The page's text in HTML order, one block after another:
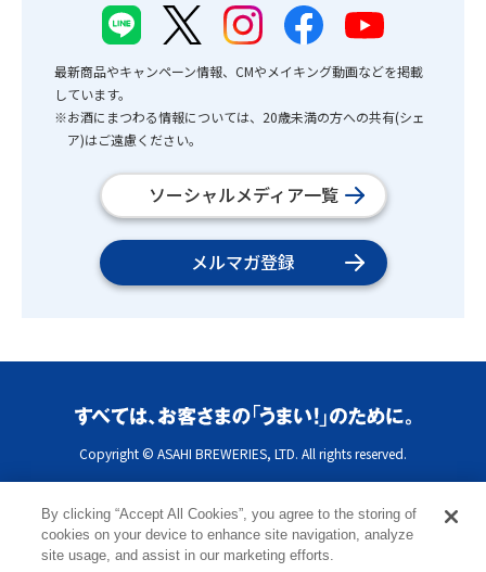
最新商品やキャンペーン情報、CMやメイキング動画などを掲載
しています。
※お酒にまつわる情報については、20歳未満の方への共有(シェ
ア)はご遠慮ください。
ソーシャルメディア一覧
メルマガ登録
Copyright © ASAHI BREWERIES, LTD. All rights reserved.
By clicking “Accept All Cookies”, you agree to the storing of
cookies on your device to enhance site navigation, analyze
site usage, and assist in our marketing efforts.